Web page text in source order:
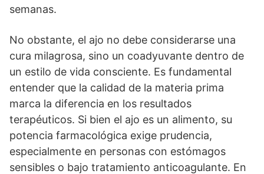
semanas.
No obstante, el ajo no debe considerarse una
cura milagrosa, sino un coadyuvante dentro de
un estilo de vida consciente. Es fundamental
entender que la calidad de la materia prima
marca la diferencia en los resultados
terapéuticos. Si bien el ajo es un alimento, su
potencia farmacológica exige prudencia,
especialmente en personas con estómagos
sensibles o bajo tratamiento anticoagulante. En